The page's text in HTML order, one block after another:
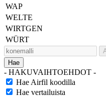
WAP
WELTE
WIRTGEN
WÜRT
Hae
- HAKUVAIHTOEHDOT -
Hae Airfil koodilla
Hae vertailuista